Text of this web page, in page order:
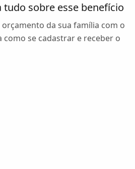
tudo sobre esse benefício
da sua família com o
como se cadastrar e receber o